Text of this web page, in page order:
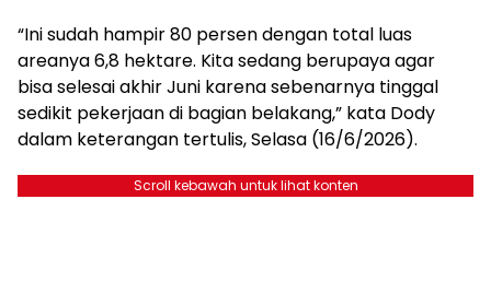
“Ini sudah hampir 80 persen dengan total luas
areanya 6,8 hektare. Kita sedang berupaya agar
bisa selesai akhir Juni karena sebenarnya tinggal
sedikit pekerjaan di bagian belakang,” kata Dody
dalam keterangan tertulis, Selasa (16/6/2026).
Scroll kebawah untuk lihat konten